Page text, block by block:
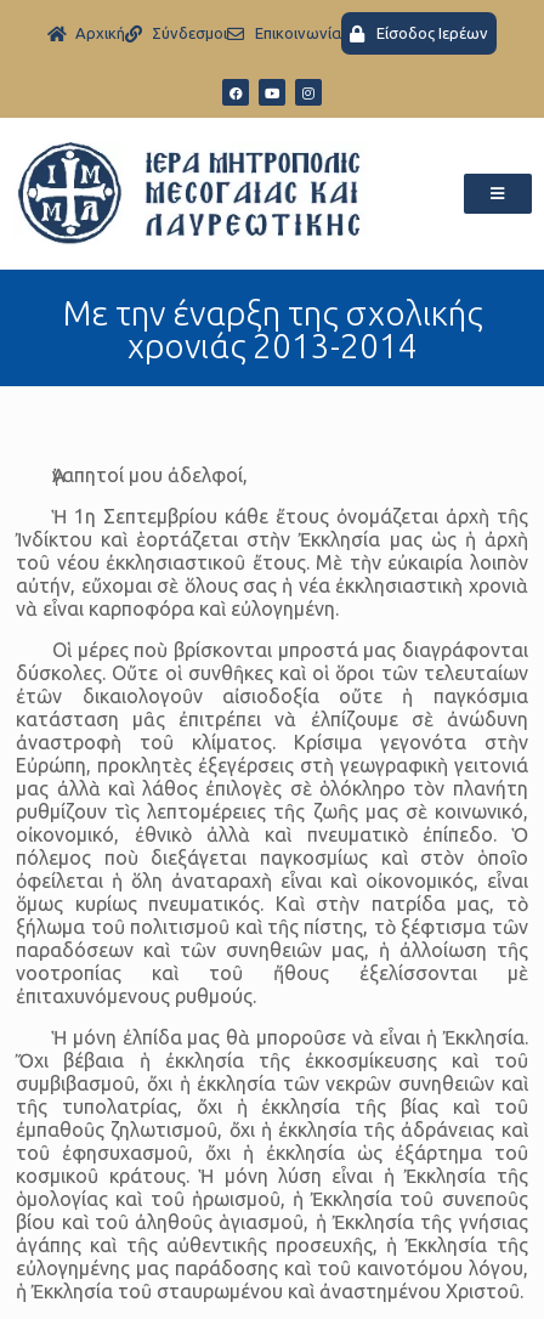
Aρχική Σύνδεσμοι Eπικοινωνία Είσοδος Ιερέων
Με την έναρξη της σχολικής
χρονιάς 2013-2014
Ἀγαπητοί μου ἀδελφοί,
Ἡ 1η Σεπτεμβρίου κάθε ἔτους ὀνομάζεται ἀρχὴ τῆς
Ἰνδίκτου καὶ ἑορτάζεται στὴν Ἐκκλησία μας ὡς ἡ ἀρχὴ
τοῦ νέου ἐκκλησιαστικοῦ ἔτους. Μὲ τὴν εὐκαιρία λοιπὸν
αὐτήν, εὔχομαι σὲ ὅλους σας ἡ νέα ἐκκλησιαστικὴ χρονιὰ
νὰ εἶναι καρποφόρα καὶ εὐλογημένη.
Οἱ μέρες ποὺ βρίσκονται μπροστά μας διαγράφονται
δύσκολες. Οὔτε οἱ συνθῆκες καὶ οἱ ὅροι τῶν τελευταίων
ἐτῶν δικαιολογοῦν αἰσιοδοξία οὔτε ἡ παγκόσμια
κατάσταση μᾶς ἐπιτρέπει νὰ ἐλπίζουμε σὲ ἀνώδυνη
ἀναστροφὴ τοῦ κλίματος. Κρίσιμα γεγονότα στὴν
Εὐρώπη, προκλητὲς ἐξεγέρσεις στὴ γεωγραφικὴ γειτονιά
μας ἀλλὰ καὶ λάθος ἐπιλογὲς σὲ ὁλόκληρο τὸν πλανήτη
ρυθμίζουν τὶς λεπτομέρειες τῆς ζωῆς μας σὲ κοινωνικό,
οἰκονομικό, ἐθνικὸ ἀλλὰ καὶ πνευματικὸ ἐπίπεδο. Ὁ
πόλεμος ποὺ διεξάγεται παγκοσμίως καὶ στὸν ὁποῖο
ὀφείλεται ἡ ὅλη ἀναταραχὴ εἶναι καὶ οἰκονομικός, εἶναι
ὅμως κυρίως πνευματικός. Καὶ στὴν πατρίδα μας, τὸ
ξήλωμα τοῦ πολιτισμοῦ καὶ τῆς πίστης, τὸ ξέφτισμα τῶν
παραδόσεων καὶ τῶν συνηθειῶν μας, ἡ ἀλλοίωση τῆς
νοοτροπίας καὶ τοῦ ἤθους ἐξελίσσονται μὲ
ἐπιταχυνόμενους ρυθμούς.
Ἡ μόνη ἐλπίδα μας θὰ μποροῦσε νὰ εἶναι ἡ Ἐκκλησία.
Ὄχι βέβαια ἡ ἐκκλησία τῆς ἐκκοσμίκευσης καὶ τοῦ
συμβιβασμοῦ, ὄχι ἡ ἐκκλησία τῶν νεκρῶν συνηθειῶν καὶ
τῆς τυπολατρίας, ὄχι ἡ ἐκκλησία τῆς βίας καὶ τοῦ
ἐμπαθοῦς ζηλωτισμοῦ, ὄχι ἡ ἐκκλησία τῆς ἀδράνειας καὶ
τοῦ ἐφησυχασμοῦ, ὄχι ἡ ἐκκλησία ὡς ἐξάρτημα τοῦ
κοσμικοῦ κράτους. Ἡ μόνη λύση εἶναι ἡ Ἐκκλησία τῆς
ὁμολογίας καὶ τοῦ ἡρωισμοῦ, ἡ Ἐκκλησία τοῦ συνεποῦς
βίου καὶ τοῦ ἀληθοῦς ἁγιασμοῦ, ἡ Ἐκκλησία τῆς γνήσιας
ἀγάπης καὶ τῆς αὐθεντικῆς προσευχῆς, ἡ Ἐκκλησία τῆς
εὐλογημένης μας παράδοσης καὶ τοῦ καινοτόμου λόγου,
ἡ Ἐκκλησία τοῦ σταυρωμένου καὶ ἀναστημένου Χριστοῦ.